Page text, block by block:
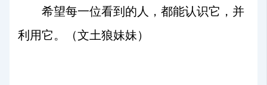
希望每一位看到的人，都能认识它，并
利用它。（文土狼妹妹）